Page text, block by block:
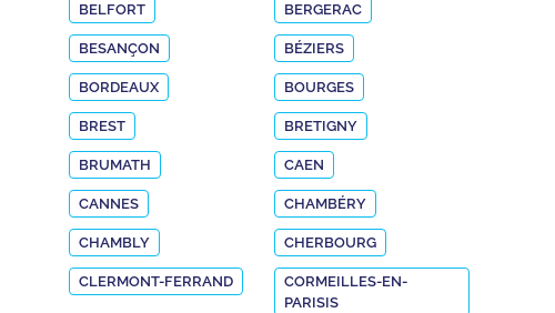
BELFORT BERGERAC
BESANÇON BÉZIERS
BORDEAUX BOURGES
BREST BRETIGNY
BRUMATH CAEN
CANNES CHAMBÉRY
CHAMBLY CHERBOURG
CLERMONT-FERRAND
CORMEILLES-EN-
PARISIS